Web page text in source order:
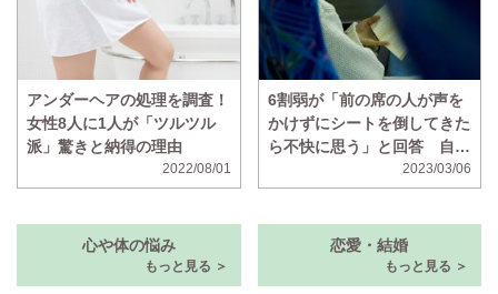
アンダーヘアの処理を調査！
女性8人に1人が「ツルツル
派」驚きと納得の理由
2022/08/01
6割弱が「前の席の人が声を
かけずにシートを倒してきた
ら不快に思う」と回答 自分
は声をかけないのに、声をか
けずに倒されたら不快に思う
2023/03/06
心や体の悩み
もっと見る ＞
恋愛・結婚
もっと見る ＞